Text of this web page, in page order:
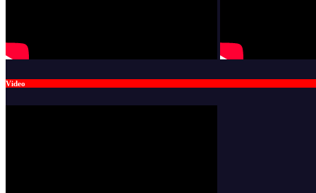
Video